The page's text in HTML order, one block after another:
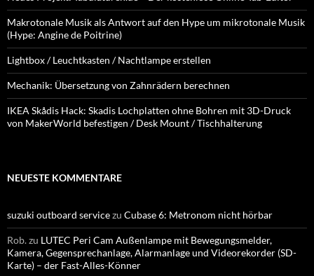
Makrotonale Musik als Antwort auf den Hype um mikrotonale Musik
(Hype: Angine de Poitrine)
Lightbox / Leuchtkasten / Nachtlampe erstellen
Mechanik: Übersetzung von Zahnrädern berechnen
IKEA Skådis Hack: Skadis Lochplatten ohne Bohren mit 3D-Druck
von MakerWorld befestigen / Desk Mount / Tischhalterung
NEUESTE KOMMENTARE
suzuki outboard servicezu Cubase 6: Metronom nicht hörbar
Rob.zu LUTEC Peri Cam Außenlampe mit Bewegungsmelder,
Kamera, Gegensprechanlage, Alarmanlage und Videorekorder (SD-
Karte) – der Fast-Alles-Könner